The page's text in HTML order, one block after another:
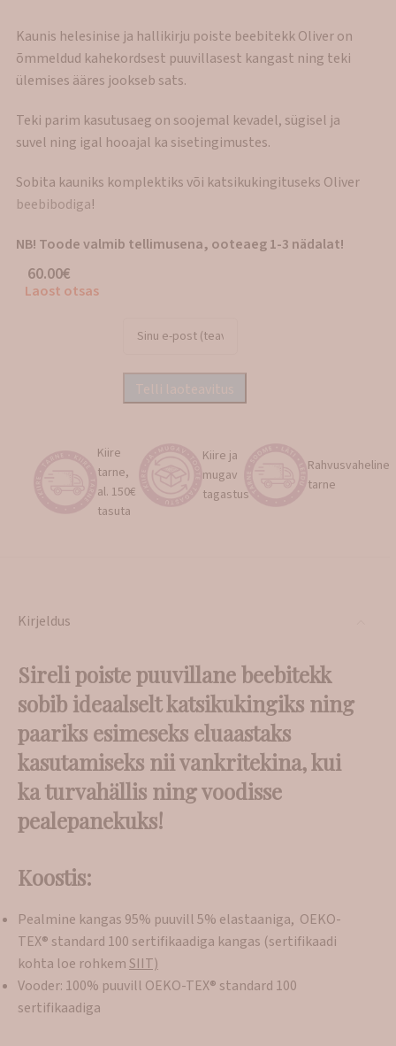
Kaunis helesinise ja hallikirju poiste beebitekk Oliver on
õmmeldud kahekordsest puuvillasest kangast ning teki
ülemises ääres jookseb sats.
Teki parim kasutusaeg on soojemal kevadel, sügisel ja
suvel ning igal hooajal ka sisetingimustes.
Sobita kauniks komplektiks või katsikukingituseks Oliver
beebibodiga!
NB! Toode valmib tellimusena, ooteaeg 1-3 nädalat!
60.00€
Laost otsas
Kiire
tarne,
al. 150€
tasuta
Kiire ja
mugav
tagastus
Rahvusvaheline
tarne
Kirjeldus
Sireli poiste puuvillane beebitekk
sobib ideaalselt katsikukingiks ning
paariks esimeseks eluaastaks
kasutamiseks nii vankritekina, kui
ka turvahällis ning voodisse
pealepanekuks!
Koostis:
Pealmine kangas 95% puuvill 5% elastaaniga, OEKO-
TEX® standard 100 sertifikaadiga kangas (sertifikaadi
kohta loe rohkemSIIT)
Vooder: 100% puuvill OEKO-TEX® standard 100
sertifikaadiga